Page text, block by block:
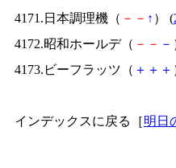
4171.日本調理機（ － － ↑ ） (
4172.昭和ホールデ（ － － －
4173.ビーフラッツ（ ＋ ＋ ＋
インデックスに戻る［明日